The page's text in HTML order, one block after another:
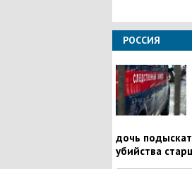
РОССИЯ
дочь
убийства